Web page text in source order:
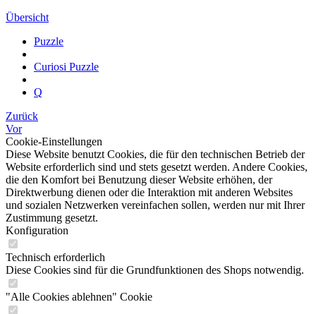
Übersicht
Puzzle
Curiosi Puzzle
Q
Zurück
Vor
Cookie-Einstellungen
Diese Website benutzt Cookies, die für den technischen Betrieb der
Website erforderlich sind und stets gesetzt werden. Andere Cookies,
die den Komfort bei Benutzung dieser Website erhöhen, der
Direktwerbung dienen oder die Interaktion mit anderen Websites
und sozialen Netzwerken vereinfachen sollen, werden nur mit Ihrer
Zustimmung gesetzt.
Konfiguration
Technisch erforderlich
Diese Cookies sind für die Grundfunktionen des Shops notwendig.
"Alle Cookies ablehnen" Cookie